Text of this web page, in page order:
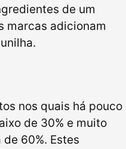
de um
marcas adicionam
nos quais há pouco
de 30% e muito
60%. Estes